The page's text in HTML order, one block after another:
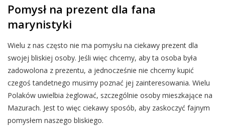
Pomysł na prezent dla fana
marynistyki
Wielu z nas często nie ma pomysłu na ciekawy prezent dla
swojej bliskiej osoby. Jeśli więc chcemy, aby ta osoba była
zadowolona z prezentu, a jednocześnie nie chcemy kupić
czegoś tandetnego musimy poznać jej zainteresowania. Wielu
Polaków uwielbia żeglować, szczególnie osoby mieszkające na
Mazurach. Jest to więc ciekawy sposób, aby zaskoczyć fajnym
pomysłem naszego bliskiego.